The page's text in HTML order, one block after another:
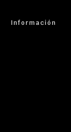
Información